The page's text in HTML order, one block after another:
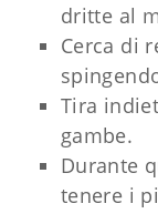
dritte al
Cerca di
Tira
gambe.
Durante
tenere i